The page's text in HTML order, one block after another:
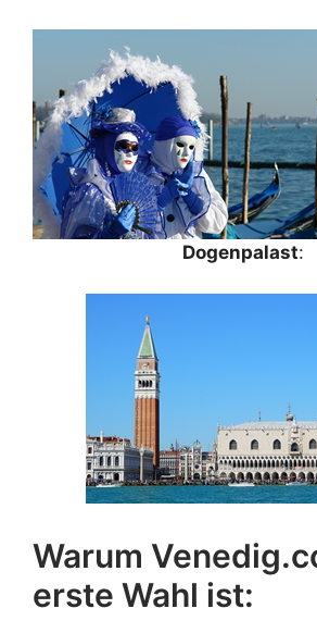
Dogenpalast:
Warum
erste Wahl ist: